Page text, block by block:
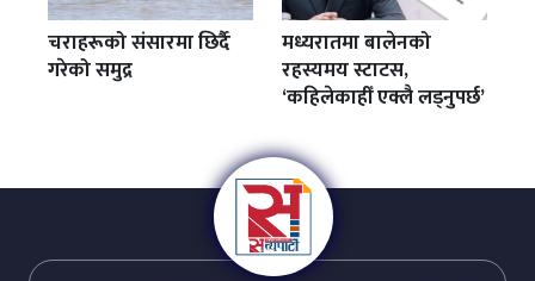
चराहरूको संसारमा छिर्दै
गरेको समुद्र
मध्यरातमा बालेनको
रहस्यमय स्टाटस,
‘कहिलेकाहीँ एक्लै लड्नुपर्छ’